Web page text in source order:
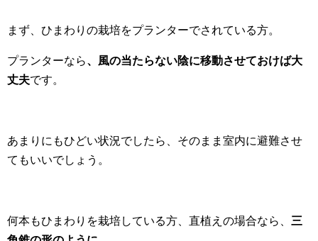
まず、ひまわりの栽培をプランターでされている方。
プランターなら、風の当たらない陰に移動させておけば大
丈夫です。
あまりにもひどい状況でしたら、そのまま室内に避難させ
てもいいでしょう。
何本もひまわりを栽培している方、直植えの場合なら、 三